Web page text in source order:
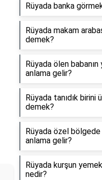
Rüyada banka
Rüyada makam
demek?
Rüyada ölen
anlama gelir?
Rüyada tanıdık birini
demek?
Rüyada özel
anlama gelir?
Rüyada kurşun
nedir?